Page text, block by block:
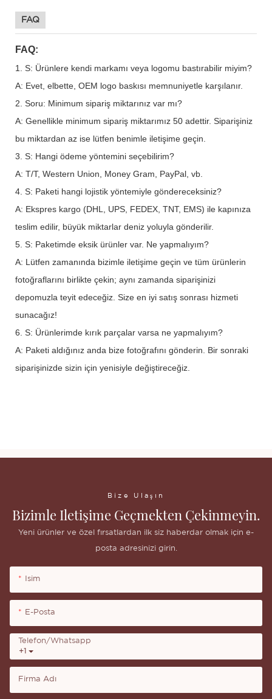
FAQ
FAQ:
1. S: Ürünlere kendi markamı veya logomu bastırabilir miyim?
A: Evet, elbette, OEM logo baskısı memnuniyetle karşılanır.
2. Soru: Minimum sipariş miktarınız var mı?
A: Genellikle minimum sipariş miktarımız 50 adettir. Siparişiniz
bu miktardan az ise lütfen benimle iletişime geçin.
3. S: Hangi ödeme yöntemini seçebilirim?
A: T/T, Western Union, Money Gram, PayPal, vb.
4. S: Paketi hangi lojistik yöntemiyle göndereceksiniz?
A: Ekspres kargo (DHL, UPS, FEDEX, TNT, EMS) ile kapınıza
teslim edilir, büyük miktarlar deniz yoluyla gönderilir.
5. S: Paketimde eksik ürünler var. Ne yapmalıyım?
A: Lütfen zamanında bizimle iletişime geçin ve tüm ürünlerin
fotoğraflarını birlikte çekin; aynı zamanda siparişinizi
depomuzla teyit edeceğiz. Size en iyi satış sonrası hizmeti
sunacağız!
6. S: Ürünlerimde kırık parçalar varsa ne yapmalıyım?
A: Paketi aldığınız anda bize fotoğrafını gönderin. Bir sonraki
siparişinizde sizin için yenisiyle değiştireceğiz.
Bize Ulaşın
Bizimle Iletişime Geçmekten Çekinmeyin.
Yeni ürünler ve özel fırsatlardan ilk siz haberdar olmak için e-
posta adresinizi girin.
Isim
E-Posta
+1
Telefon/whatsapp
Firma Adı